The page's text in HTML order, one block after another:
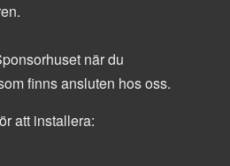
när du
finns ansluten hos oss.
att installera: